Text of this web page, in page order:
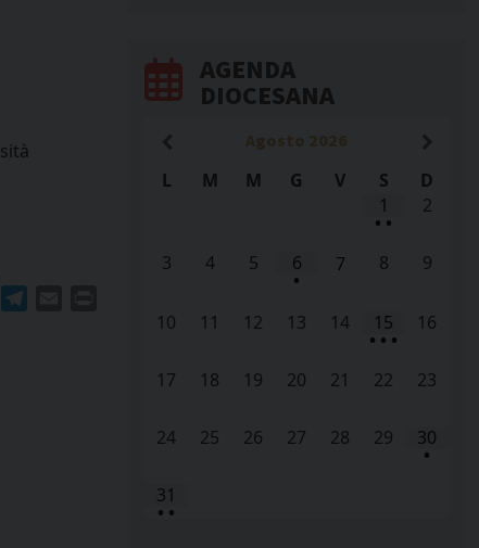
WhatsApp
AGENDA
DIOCESANA
L
M M G V S
D
1
• •
2
3 4 5 6
•
7 8 9
10 11 12 13 14 15
• • •
16
17 18 19 20 21 22 23
24 25 26 27 28 29 30
•
31
• •